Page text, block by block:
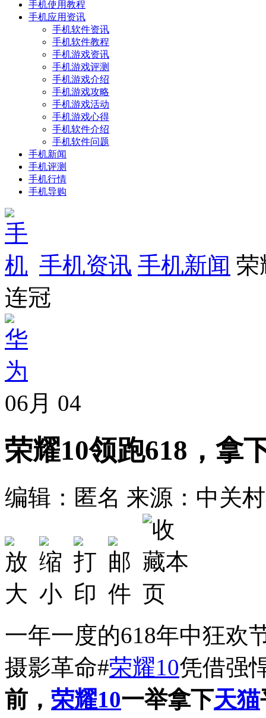
手机使用教程
手机应用资讯
手机软件资讯
手机软件教程
手机游戏资讯
手机游戏评测
手机游戏介绍
手机游戏攻略
手机游戏活动
手机游戏心得
手机软件介绍
手机软件问题
手机新闻
手机评测
手机行情
手机导购
手机资讯 手机新闻 荣
连冠
06月 04
荣耀10领跑618，拿
编辑：匿名 来源：中关
一年一度的618年中狂欢
摄影革命#荣耀10凭借强
前， 荣耀10一举拿下天猫